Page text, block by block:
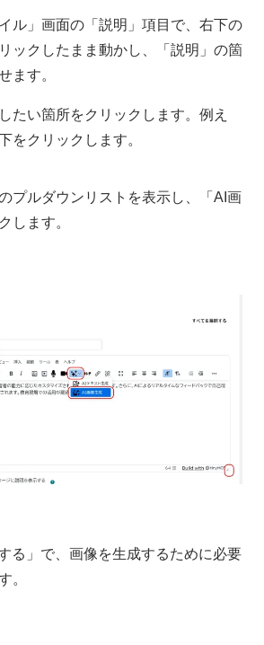
ル」画面の「説明」項目で、右下の
ックしたまま動かし、「説明」の箇
ます。
たい箇所をクリックします。例え
をクリックします。
プルダウンリストを表示し、「AI画
します。
る」で、画像を生成するために必要
。